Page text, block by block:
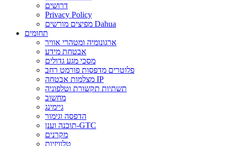
דרושים
Privacy Policy
מפיצים מורשים Dahua
תחומים
ארגונומיה ומטהרי אוויר
אבטחת מידע
מסכי מגע גדולים
פלוטרים מדפסות פורמט רחב
מצלמות אבטחה IP
תשתיות תקשורת וטלפוניה
מחשוב
גיימינג
הדפסה וגימור
תוכנה וענן-GTC
מקרנים
טלוויזיות